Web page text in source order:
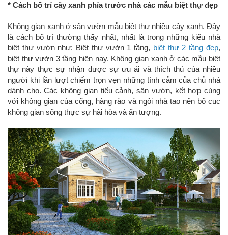
* Cách bố trí cây xanh phía trước nhà các mẫu biệt thự đẹp
Không gian xanh ở sân vườn mẫu biệt thự nhiều cây xanh. Đây
là cách bố trí thường thấy nhất, nhất là trong những kiểu nhà
biệt thự vườn như: Biệt thự vườn 1 tầng, biệt thự 2 tầng đẹp,
biệt thự vườn 3 tầng hiện nay. Không gian xanh ở các mẫu biệt
thự này thực sự nhận được sự ưu ái và thích thú của nhiều
người khi lần lượt chiếm trọn vẹn những tình cảm của chủ nhà
dành cho. Các không gian tiểu cảnh, sân vườn, kết hợp cùng
với không gian của cổng, hàng rào và ngôi nhà tạo nên bố cục
không gian sống thực sự hài hòa và ấn tượng.